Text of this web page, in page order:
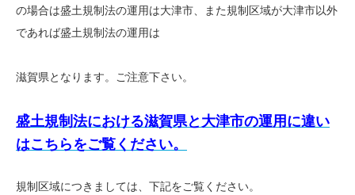
の場合は盛土規制法の運用は大津市、また規制区域が大津市以外
であれば盛土規制法の運用は
滋賀県となります。ご注意下さい。
盛土規制法における滋賀県と大津市の運用に違い
はこちらをご覧ください。
規制区域につきましては、下記をご覧ください。